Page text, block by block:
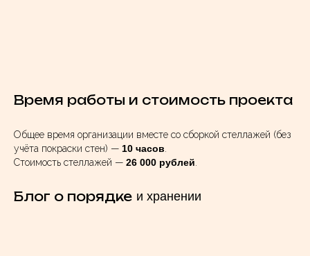
Время работы и стоимость проекта
Общее время организации вместе со сборкой стеллажей (без
учёта покраски стен) — 10 часов
Стоимость стеллажей — 26 000 рублей
Блог о порядке и хранении